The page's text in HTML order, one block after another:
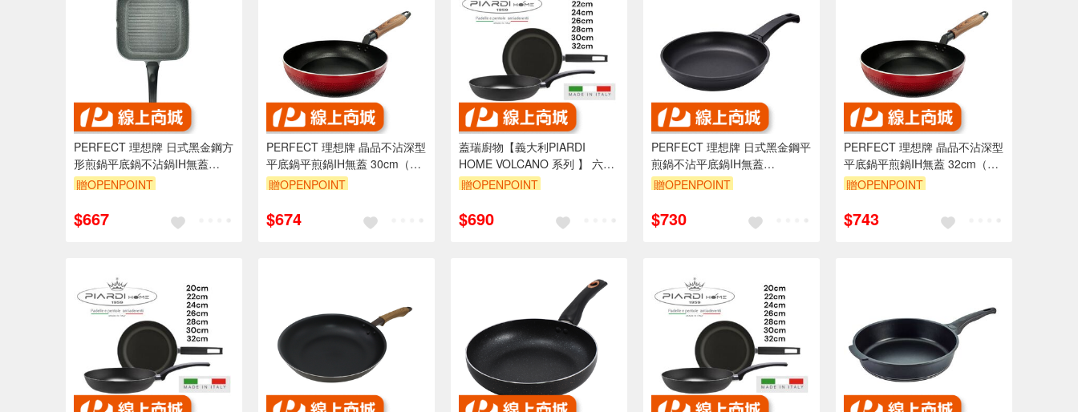
PERFECT 理想牌 日式黑金鋼方
形煎鍋平底鍋不沾鍋IH無蓋
24cm-Leidea樂德兒
贈OPENPOINT
$667
PERFECT 理想牌 晶品不沾深型
平底鍋平煎鍋IH無蓋 30cm（需
宅配）-Leidea樂德兒
贈OPENPOINT
$674
蓋瑞廚物【義大利PIARDI
HOME VOLCANO 系列 】 六款
厚度2mm (不可IH爐) 不沾鍋 義
贈OPENPOINT
$690
PERFECT 理想牌 日式黑金鋼平
煎鍋不沾平底鍋IH無蓋
30cm（店配把手自行組裝）-
贈OPENPOINT
$730
PERFECT 理想牌 晶品不沾深型
平底鍋平煎鍋IH無蓋 32cm（需
宅配）-Leidea樂德兒
贈OPENPOINT
$743